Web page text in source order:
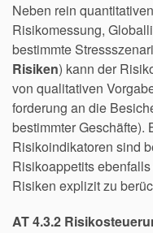
Neben rein
Risikomessung,
bestimmte
Risiken) kann der
von qualitativen
forderung an die
bestimmter Geschäfte).
Risikoindikatoren sind
Risikoappetits
Risiken explizit zu
AT 4.3.2